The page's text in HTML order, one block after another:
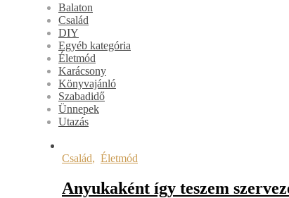
Balaton
Család
DIY
Egyéb kategória
Életmód
Karácsony
Könyvajánló
Szabadidő
Ünnepek
Utazás
Család, Életmód
Anyukaként így teszem